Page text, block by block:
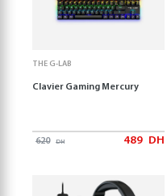
THE G-LAB
Clavier Gaming Mercury
620 DH 489 DH